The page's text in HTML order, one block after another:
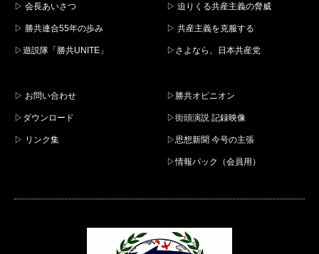
▷ 会長あいさつ
▷ 勝共連合55年の歩み
▷遊説隊「勝共UNITE」
▷ 迫りくる共産主義の脅威
▷ 共産主義を克服する
▷さよなら、日本共産党
▷ お問い合わせ
▷ダウンロード
▷ リンク集
▷勝共オピニオン
▷街頭演説 記録映像
▷思想新聞 今号の主張
▷情報パック（会員用）